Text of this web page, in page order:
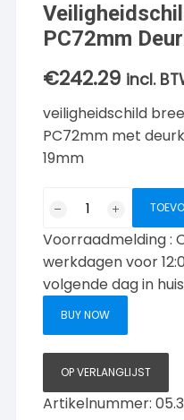
PC72mm
€242.29 incl.
veiligheidschild
PC72mm met
19mm
kerntrek
ovaal
PC72mm
Deurklink
aantal
Voorraadmelding :
werkdagen voor
volgende dag in
BUY NOW
OP VERLANGLIJST
Artikelnummer: